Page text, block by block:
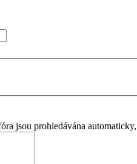
jsou prohledávána